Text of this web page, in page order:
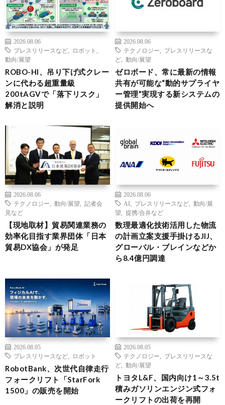
2026.08.06
プレスリリースなど
ロボット
動向/展望
ROBO-HI、吊り下げ式クレー
ンに代わる超重量級
200tAGVで「落下リスク」
解消と説明
2026.08.06
テクノロジー
プレスリリースな
ど
動向/展望
ゼロボード、常に最新の情報
共有が可能な“動的サプライヤ
ー管理”実現する新システムの
提供開始へ
2026.08.06
テクノロジー
動向/展望
記者会
見など
【現地取材】貿易関連業務の
効率化目指す業界団体「日本
貿易DX協会」が発足
2026.08.06
AI
プレスリリースなど
動向/展
望
提携/合弁など
数理最適化技術活用した物流
の計画立案支援手掛けるJIJ、
グローバル・ブレインなどか
ら8.4億円調達
2026.08.05
プレスリリースなど
ロボット
RobotBank、次世代自律走行
フォークリフト「StarFork
1500」の販売を開始
2026.08.05
テクノロジー
プレスリリースな
ど
動向/展望
トヨタL&F、国内向け1～3.5t
積みガソリンエンジン式フォ
ークリフトの出荷を再開